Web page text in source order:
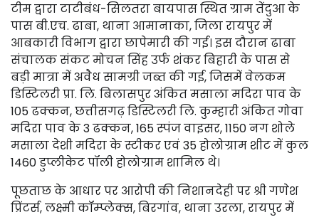
टीम द्वारा टाटीबंध-सिलतरा बायपास स्थित ग्राम तेंदुआ के
पास बी.एच. ढाबा, थाना आमानाका, जिला रायपुर में
आबकारी विभाग द्वारा छापेमारी की गई। इस दौरान ढाबा
संचालक संकट मोचन सिंह उर्फ शंकर बिहारी के पास से
बड़ी मात्रा में अवैध सामग्री जब्त की गई, जिसमें वेलकम
डिस्टिलरी प्रा. लि. बिलासपुर अंकित मसाला मदिरा पाव के
105 ढक्कन, छत्तीसगढ़ डिस्टिलरी लि. कुम्हारी अंकित गोवा
मदिरा पाव के 3 ढक्कन, 165 स्पंज वाइसर, 1150 नग शोले
मसाला देशी मदिरा के स्टीकर एवं 35 होलोग्राम शीट में कुल
1460 डुप्लीकेट पॉली होलोग्राम शामिल थे।
पूछताछ के आधार पर आरोपी की निशानदेही पर श्री गणेश
प्रिंटर्स, लक्ष्मी कॉम्प्लेक्स, बिरगांव, थाना उरला, रायपुर में